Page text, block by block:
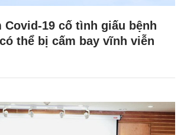
Covid-19 cố tình giấu bệnh
thể bị cấm bay vĩnh viễn